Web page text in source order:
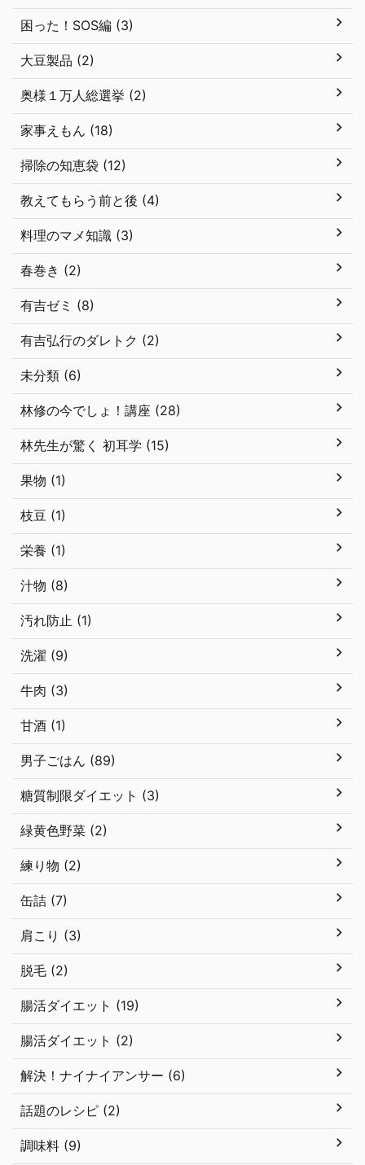
困った！SOS編 (3)
大豆製品 (2)
奥様１万人総選挙 (2)
家事えもん (18)
掃除の知恵袋 (12)
教えてもらう前と後 (4)
料理のマメ知識 (3)
春巻き (2)
有吉ゼミ (8)
有吉弘行のダレトク (2)
未分類 (6)
林修の今でしょ！講座 (28)
林先生が驚く 初耳学 (15)
果物 (1)
枝豆 (1)
栄養 (1)
汁物 (8)
汚れ防止 (1)
洗濯 (9)
牛肉 (3)
甘酒 (1)
男子ごはん (89)
糖質制限ダイエット (3)
緑黄色野菜 (2)
練り物 (2)
缶詰 (7)
肩こり (3)
脱毛 (2)
腸活ダイエット (19)
腸活ダイエット (2)
解決！ナイナイアンサー (6)
話題のレシピ (2)
調味料 (9)